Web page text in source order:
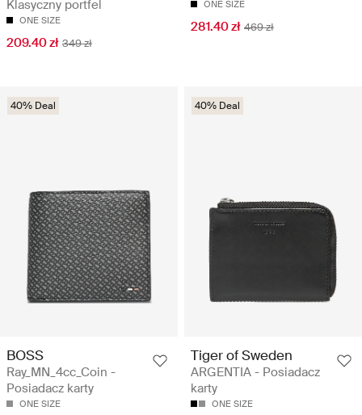
Klasyczny portfel
ONE SIZE
209.40 zł 349 zł
ONE SIZE
281.40 zł 469 zł
40% Deal
BOSS
Ray_MN_4cc_Coin -
Posiadacz karty
ONE SIZE
40% Deal
Tiger of Sweden
ARGENTIA - Posiadacz
karty
ONE SIZE